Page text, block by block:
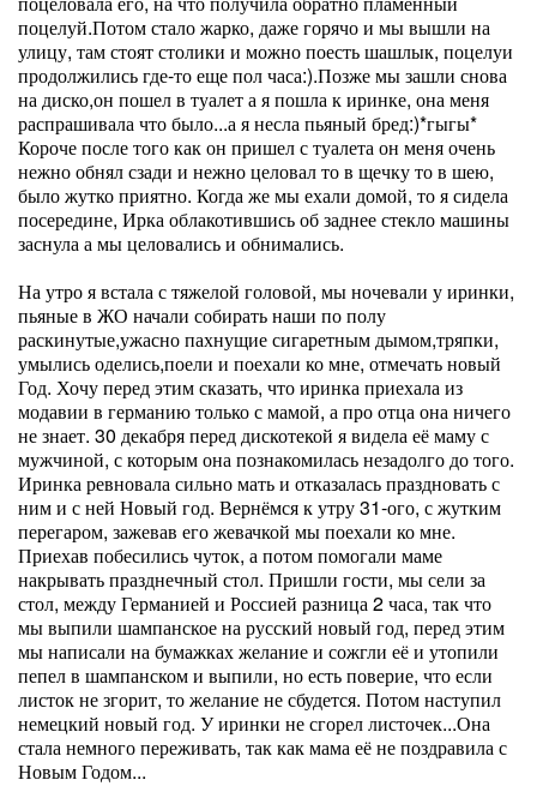
поцелуй.Потом стало жарко, даже горячо и мы вышли на
улицу, там стоят столики и можно поесть шашлык, поцелуи
продолжились где-то еще пол часа:).Позже мы зашли снова
на диско,он пошел в туалет а я пошла к иринке, она меня
распрашивала что было...а я несла пьяный бред:)*гыгы*
Короче после того как он пришел с туалета он меня очень
нежно обнял сзади и нежно целовал то в щечку то в шею,
было жутко приятно. Когда же мы ехали домой, то я сидела
посередине, Ирка облакотившись об заднее стекло машины
заснула а мы целовались и обнимались.
На утро я встала с тяжелой головой, мы ночевали у иринки,
пьяные в ЖО начали собирать наши по полу
раскинутые,ужасно пахнущие сигаретным дымом,тряпки,
умылись оделись,поели и поехали ко мне, отмечать новый
Год. Хочу перед этим сказать, что иринка приехала из
модавии в германию только с мамой, а про отца она ничего
не знает. 30 декабря перед дискотекой я видела её маму с
мужчиной, с которым она познакомилась незадолго до того.
Иринка ревновала сильно мать и отказалась праздновать с
ним и с ней Новый год. Вернёмся к утру 31-ого, с жутким
перегаром, зажевав его жевачкой мы поехали ко мне.
Приехав побесились чуток, а потом помогали маме
накрывать празднечный стол. Пришли гости, мы сели за
стол, между Германией и Россией разница 2 часа, так что
мы выпили шампанское на русский новый год, перед этим
мы написали на бумажках желание и сожгли её и утопили
пепел в шампанском и выпили, но есть поверие, что если
листок не згорит, то желание не сбудется. Потом наступил
немецкий новый год. У иринки не сгорел листочек...Она
стала немного переживать, так как мама её не поздравила с
Новым Годом...